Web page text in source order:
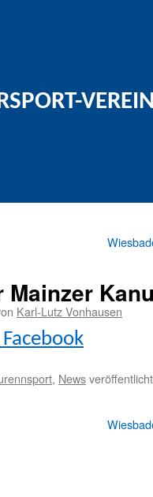
Mainzer
Karl-Lutz Vonhausen
, News